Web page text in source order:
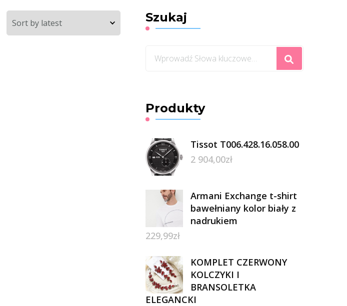
Szukaj
Szukasz
Produkty
Tissot T006.428.16.058.00
2 904,00zł
Armani Exchange t-shirt
bawełniany kolor biały z
nadrukiem
229,99zł
KOMPLET CZERWONY
KOLCZYKI I
BRANSOLETKA
ELEGANCKI